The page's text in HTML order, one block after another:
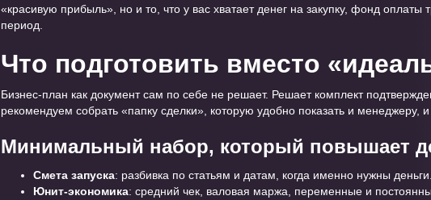
«красивую прибыль», но и то, что у вас хватает денег на закупку, фонд оплаты
период.
Что подготовить вместо
Бизнес-план как документ сам по себе не решает. Решает комплект
рекомендуем собрать «папку сделки», которую удобно показать и менеджеру, и
Минимальный набор, который повышает
Смета запуска: разбивка по статьям и датам, когда именно нужны деньги.
Юнит-экономика: средний чек, валовая маржа, переменные и